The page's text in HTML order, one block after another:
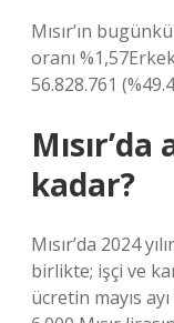
Mısır’ın
oranı
56.828.761
kadar?
Mısır’da 2024
birlikte; işçi ve
ücretin mayıs